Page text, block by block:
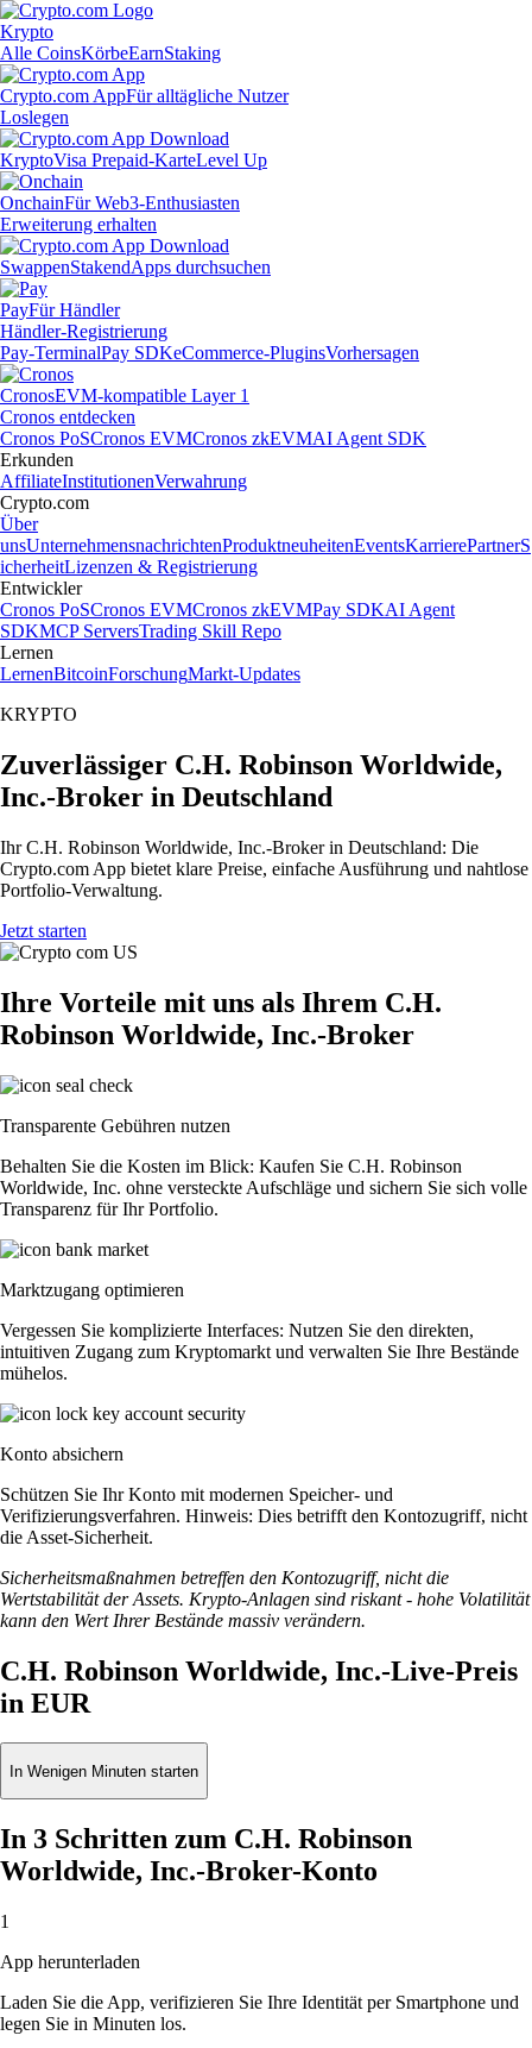
Krypto
Alle CoinsKörbeEarnStaking
Crypto.com AppFür alltägliche Nutzer
Loslegen
KryptoVisa Prepaid-KarteLevel Up
OnchainFür Web3-Enthusiasten
Erweiterung erhalten
SwappenStakendApps durchsuchen
PayFür Händler
Händler-Registrierung
Pay-TerminalPay SDKeCommerce-PluginsVorhersagen
CronosEVM-kompatible Layer 1
Cronos entdecken
Cronos PoSCronos EVMCronos zkEVMAI Agent SDK
Erkunden
AffiliateInstitutionenVerwahrung
Crypto.com
Über
unsUnternehmensnachrichtenProduktneuheitenEventsKarrierePartnerS
icherheitLizenzen & Registrierung
Entwickler
Cronos PoSCronos EVMCronos zkEVMPay SDKAI Agent
SDKMCP ServersTrading Skill Repo
Lernen
LernenBitcoinForschungMarkt-Updates
KRYPTO
Zuverlässiger C.H. Robinson Worldwide,
Inc.-Broker in Deutschland
Ihr C.H. Robinson Worldwide, Inc.-Broker in Deutschland: Die
Crypto.com App bietet klare Preise, einfache Ausführung und nahtlose
Portfolio-Verwaltung.
Jetzt starten
Ihre Vorteile mit uns als Ihrem C.H.
Robinson Worldwide, Inc.-Broker
Transparente Gebühren nutzen
Behalten Sie die Kosten im Blick: Kaufen Sie C.H. Robinson
Worldwide, Inc. ohne versteckte Aufschläge und sichern Sie sich volle
Transparenz für Ihr Portfolio.
Marktzugang optimieren
Vergessen Sie komplizierte Interfaces: Nutzen Sie den direkten,
intuitiven Zugang zum Kryptomarkt und verwalten Sie Ihre Bestände
mühelos.
Konto absichern
Schützen Sie Ihr Konto mit modernen Speicher- und
Verifizierungsverfahren. Hinweis: Dies betrifft den Kontozugriff, nicht
die Asset-Sicherheit.
Sicherheitsmaßnahmen betreffen den Kontozugriff, nicht die
Wertstabilität der Assets. Krypto-Anlagen sind riskant - hohe Volatilität
kann den Wert Ihrer Bestände massiv verändern.
C.H. Robinson Worldwide, Inc.-Live-Preis
in EUR
In Wenigen Minuten starten
In 3 Schritten zum C.H. Robinson
Worldwide, Inc.-Broker-Konto
1
App herunterladen
Laden Sie die App, verifizieren Sie Ihre Identität per Smartphone und
legen Sie in Minuten los.